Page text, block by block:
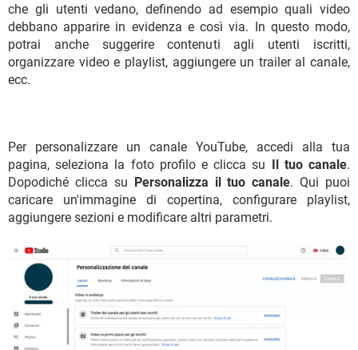
che gli utenti vedano, definendo ad esempio quali video
debbano apparire in evidenza e così via. In questo modo,
potrai anche suggerire contenuti agli utenti iscritti,
organizzare video e playlist, aggiungere un trailer al canale,
ecc.
Per personalizzare un canale YouTube, accedi alla tua
pagina, seleziona la foto profilo e clicca su Il tuo canale.
Dopodiché clicca su Personalizza il tuo canale. Qui puoi
caricare un'immagine di copertina, configurare playlist,
aggiungere sezioni e modificare altri parametri.